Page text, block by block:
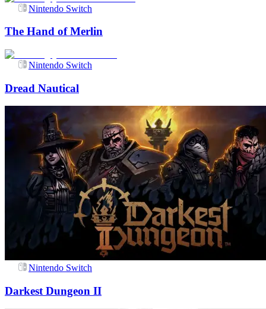
Nintendo Switch
The Hand of Merlin
Nintendo Switch
Dread Nautical
Nintendo Switch
Darkest Dungeon II